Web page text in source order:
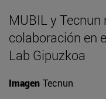
MUBIL y
colaboración en
Lab Gipuzkoa
Imagen Tecnun